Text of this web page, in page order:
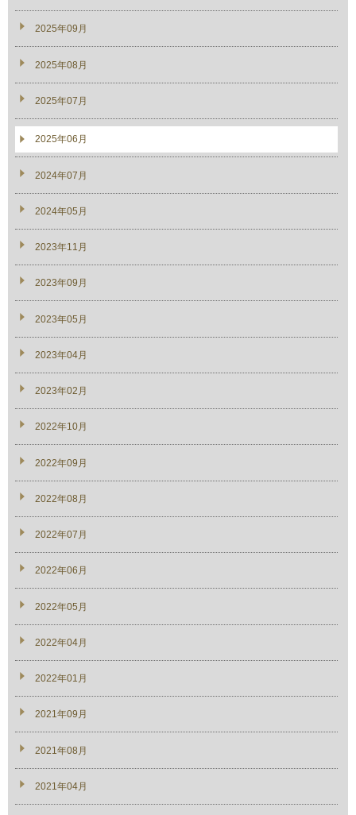
2025年09月
2025年08月
2025年07月
2025年06月
2024年07月
2024年05月
2023年11月
2023年09月
2023年05月
2023年04月
2023年02月
2022年10月
2022年09月
2022年08月
2022年07月
2022年06月
2022年05月
2022年04月
2022年01月
2021年09月
2021年08月
2021年04月